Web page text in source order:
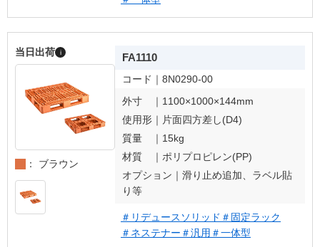
当日出荷 i
： ブラウン
FA1110
コード｜ 8N0290-00
外寸 ｜ 1100×1000×144mm
使用形｜ 片面四方差し(D4)
質量 ｜ 15kg
材質 ｜ ポリプロピレン(PP)
オプション｜ 滑り止め追加、ラベル貼
り等
＃リデュースソリッド ＃固定ラック
＃ネステナー ＃汎用 ＃一体型